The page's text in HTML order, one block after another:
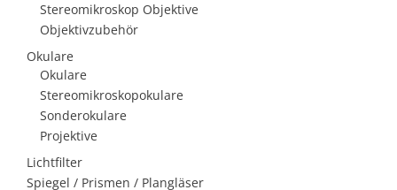
Stereomikroskop Objektive
Objektivzubehör
Okulare
Okulare
Stereomikroskopokulare
Sonderokulare
Projektive
Lichtfilter
Spiegel / Prismen / Plangläser